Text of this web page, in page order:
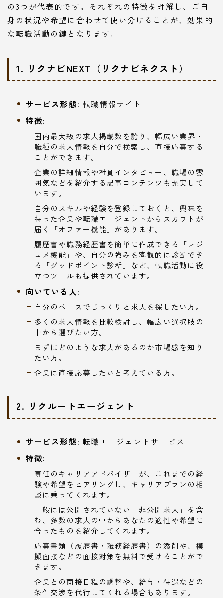
の3つが代表的です。それぞれの特徴を理解し、ご自
身の状況や希望に合わせて使い分けることが、効果的
な転職活動の鍵となります。
1. リクナビNEXT（リクナビネクスト）
サービス形態: 転職情報サイト
特徴:
国内最大級の求人掲載数を誇り、幅広い業界・
職種の求人情報を自分で検索し、直接応募する
ことができます。
企業の詳細情報や社員インタビュー、職場の雰
囲気などを紹介する記事コンテンツも充実して
います。
自分のスキルや経験を登録しておくと、興味を
持った企業や転職エージェントからスカウトが
届く「オファー機能」があります。
履歴書や職務経歴書を簡単に作成できる「レジ
ュメ機能」や、自分の強みを客観的に診断でき
る「グッドポイント診断」など、転職活動に役
立つツールも提供されています。
向いている人:
自分のペースでじっくりと求人を探したい方。
多くの求人情報を比較検討し、幅広い選択肢の
中から選びたい方。
まずはどのような求人があるのか市場感を知り
たい方。
企業に直接応募したいと考えている方。
2. リクルートエージェント
サービス形態: 転職エージェントサービス
特徴:
専任のキャリアアドバイザーが、これまでの経
験や希望をヒアリングし、キャリアプランの相
談に乗ってくれます。
一般には公開されていない「非公開求人」を含
む、多数の求人の中からあなたの適性や希望に
合ったものを紹介してくれます。
応募書類（履歴書・職務経歴書）の添削や、模
擬面接などの面接対策を無料で受けることがで
きます。
企業との面接日程の調整や、給与・待遇などの
条件交渉を代行してくれる場合もあります。